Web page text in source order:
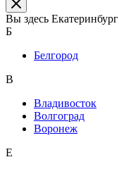
Вы здесь Екатеринбург
Б
Белгород
В
Владивосток
Волгоград
Воронеж
Е